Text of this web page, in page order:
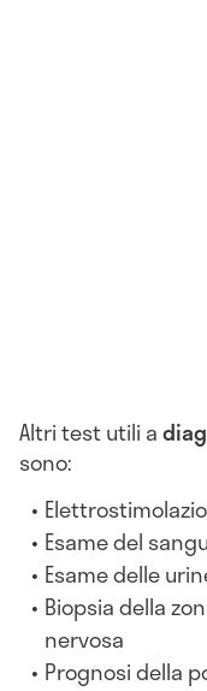
Altri test utili a
sono:
Esame del
Esame delle
Biopsia della
nervosa
Prognosi della